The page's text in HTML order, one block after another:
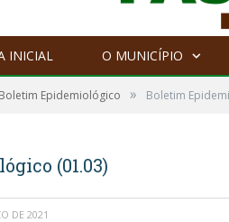
INICIAL O MUNICÍPIO
Boletim Epidemiológico » Boletim
(01.03)
DE 2021